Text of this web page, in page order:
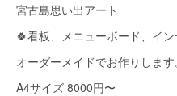
宮古島思い出アート
🍀看板、メニューボード、イ
オーダーメイドでお作りします
A4サイズ 8000円〜